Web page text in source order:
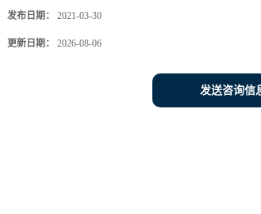
发布日期： 2021-03-30
更新日期： 2026-08-06
发送咨询信